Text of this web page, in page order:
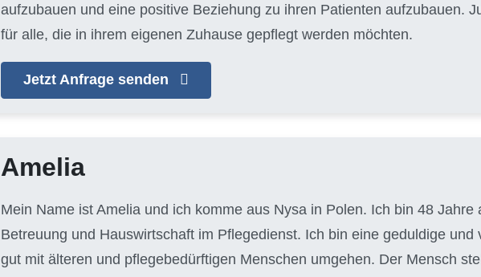
aufzubauen und eine positive Beziehung zu ihren Patienten aufzubauen.
für alle, die in ihrem eigenen Zuhause gepflegt werden möchten.
Jetzt Anfrage senden
Amelia
Mein Name ist Amelia und ich komme aus Nysa in Polen. Ich bin 48
Betreuung und Hauswirtschaft im Pflegedienst. Ich bin eine geduldige
gut mit älteren und pflegebedürftigen Menschen umgehen. Der Mensch